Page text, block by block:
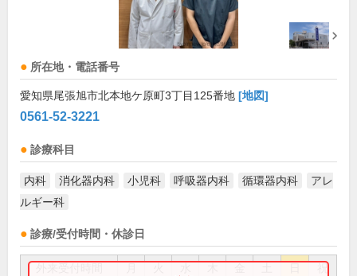
所在地・電話番号
愛知県尾張旭市北本地ケ原町3丁目125番地 [地図]
0561-52-3221
診療科目
内科 消化器内科 小児科 呼吸器内科 循環器内科
アレ
ルギー科
診療/受付時間・休診日
祝